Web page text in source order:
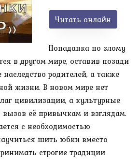
Читать онлайн
Попаданка по злому
в другом мире, оставив позади
родителей, а также
жизни. В новом мире нет
цивилизации, а культурные
вызов её привычкам и взглядам.
с необходимостью
шить юбки вместо
строгие традиции